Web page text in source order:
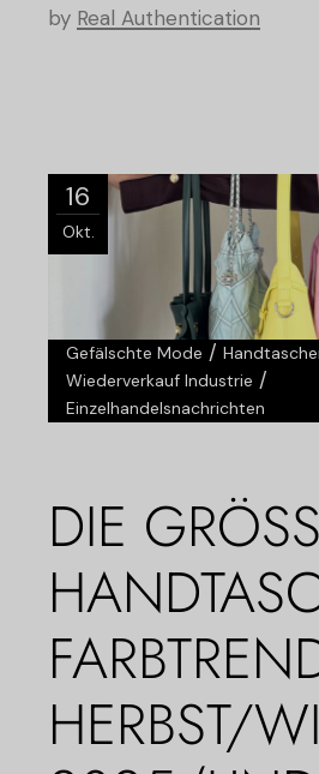
by Real Authentication
16
Okt.
Gefälschte Mode /
Wiederverkauf Industrie /
Einzelhandelsnachrichten
DIE
ERBST/